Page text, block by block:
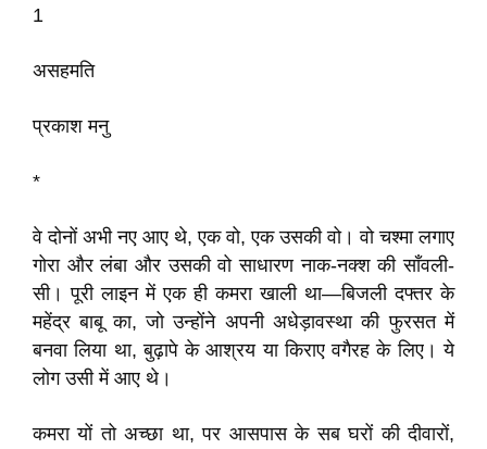
1
असहमति
प्रकाश मनु
*
वे दोनों अभी नए आए थे, एक वो, एक उसकी वो। वो चश्मा लगाए
गोरा और लंबा और उसकी वो साधारण नाक-नक्श की साँवली-
सी। पूरी लाइन में एक ही कमरा खाली था—बिजली दफ्तर के
महेंद्र बाबू का, जो उन्होंने अपनी अधेड़ावस्था की फुरसत में
बनवा लिया था, बुढ़ापे के आश्रय या किराए वगैरह के लिए। ये
लोग उसी में आए थे।
कमरा यों तो अच्छा था, पर आसपास के सब घरों की दीवारों,